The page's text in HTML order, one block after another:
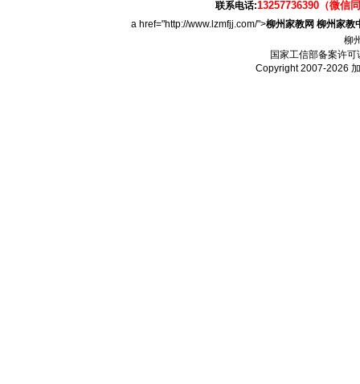
联系电话:13257736390（微信
a href="http://www.lzmfjj.com/">柳州家教网 柳州家教
柳
国家工信部备案许可
Copyright 2007-2026